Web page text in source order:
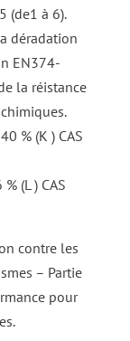
(de1 à 6).
déradation
EN374-
la réistance
% (K ) CAS
(L ) CAS
contre les
– Partie
pour